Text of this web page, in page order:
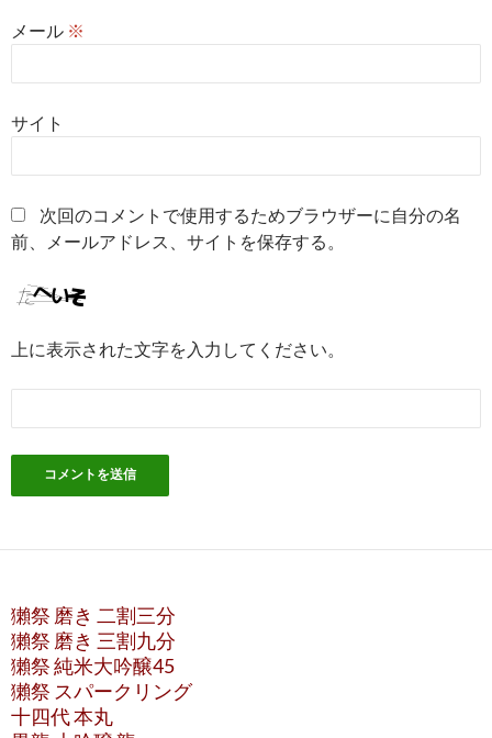
メール ※
サイト
次回のコメントで使用するためブラウザーに自分の名
前、メールアドレス、サイトを保存する。
上に表示された文字を入力してください。
獺祭 磨き 二割三分
獺祭 磨き 三割九分
獺祭 純米大吟醸45
獺祭 スパークリング
十四代 本丸